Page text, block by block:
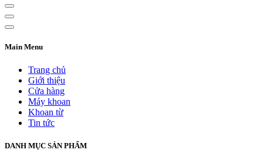
Main Menu
Trang chủ
Giới thiệu
Cửa hàng
Máy khoan
Khoan từ
Tin tức
DANH MỤC SẢN PHẨM